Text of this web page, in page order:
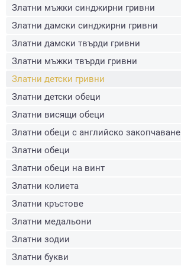
Златни мъжки синджирни гривни
Златни дамски синджирни гривни
Златни дамски твърди гривни
Златни мъжки твърди гривни
Златни детски гривни
Златни детски обеци
Златни висящи обеци
Златни обеци с английско закопчаване
Златни обеци
Златни обеци на винт
Златни колиета
Златни кръстове
Златни медальони
Златни зодии
Златни букви